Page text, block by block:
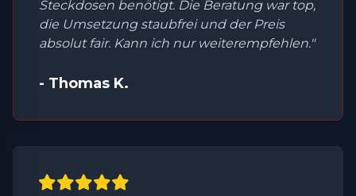
Steckdosen benötigt. Die Beratung war top,
die Umsetzung staubfrei und der Preis
absolut fair. Kann ich nur weiterempfehlen."
- Thomas K.